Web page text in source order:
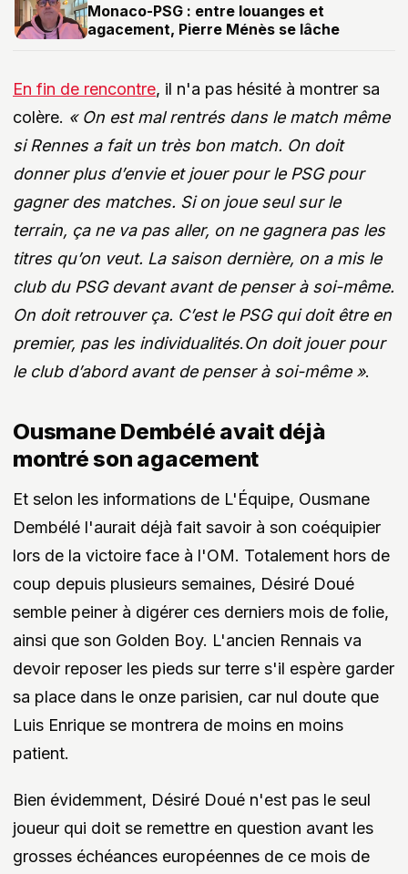
Monaco-PSG : entre louanges et
agacement, Pierre Ménès se lâche
En fin de rencontre, il n'a pas hésité à montrer sa
colère. « On est mal rentrés dans le match même
si Rennes a fait un très bon match. On doit
donner plus d’envie et jouer pour le PSG pour
gagner des matches. Si on joue seul sur le
terrain, ça ne va pas aller, on ne gagnera pas les
titres qu’on veut. La saison dernière, on a mis le
club du PSG devant avant de penser à soi-même.
On doit retrouver ça. C’est le PSG qui doit être en
premier, pas les individualités.On doit jouer pour
le club d’abord avant de penser à soi-même ».
Ousmane Dembélé avait déjà
montré son agacement
Et selon les informations de L'Équipe, Ousmane
Dembélé l'aurait déjà fait savoir à son coéquipier
lors de la victoire face à l'OM. Totalement hors de
coup depuis plusieurs semaines, Désiré Doué
semble peiner à digérer ces derniers mois de folie,
ainsi que son Golden Boy. L'ancien Rennais va
devoir reposer les pieds sur terre s'il espère garder
sa place dans le onze parisien, car nul doute que
Luis Enrique se montrera de moins en moins
patient.
Bien évidemment, Désiré Doué n'est pas le seul
joueur qui doit se remettre en question avant les
grosses échéances européennes de ce mois de